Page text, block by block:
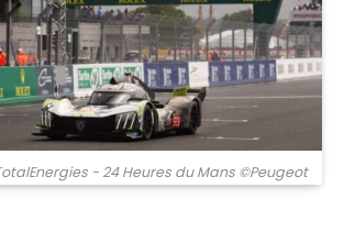
- 24 Heures du Mans ©Peugeot